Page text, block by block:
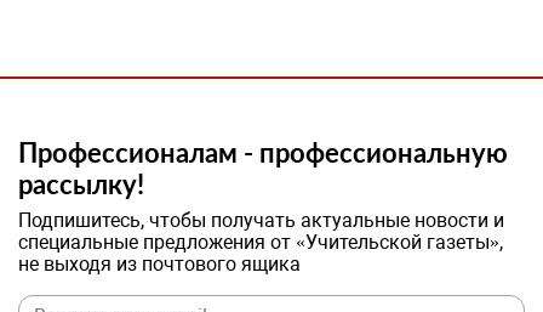
Профессионалам - профессиональную
рассылку!
Подпишитесь, чтобы получать актуальные новости и
специальные предложения от «Учительской газеты»,
не выходя из почтового ящика